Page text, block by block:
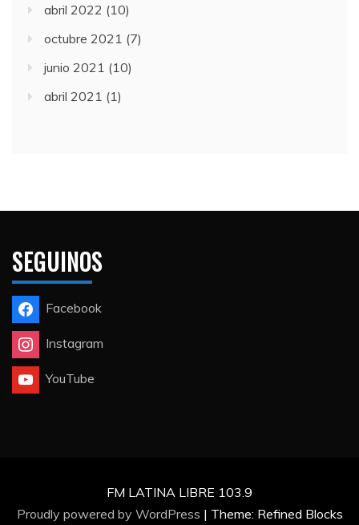
abril 2022 (10)
octubre 2021 (7)
junio 2021 (10)
abril 2021 (1)
SEGUINOS
Facebook
Instagram
YouTube
FM LATINA LIBRE 103.9
Proudly powered by WordPress | Theme: Refined Blocks